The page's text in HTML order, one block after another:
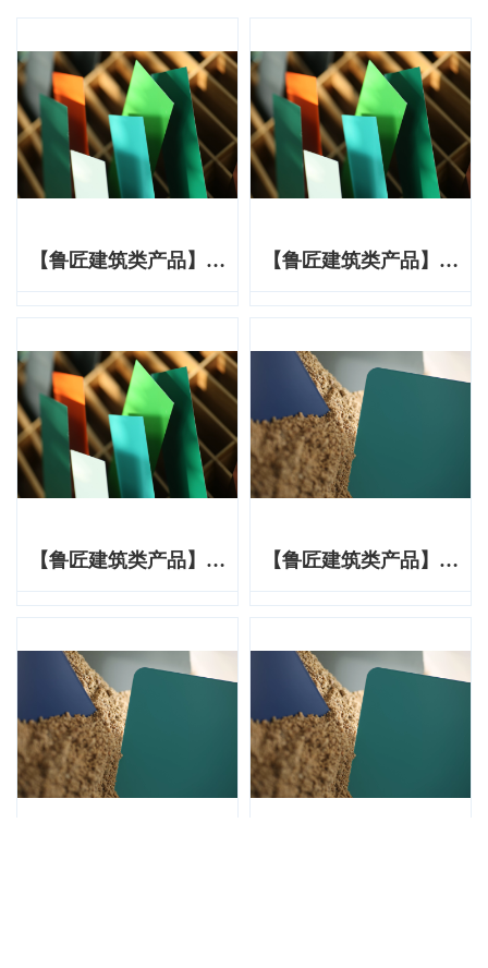
【鲁匠建筑类产品】炫
彩系列
【鲁匠建筑类产品】炫
彩系列
【鲁匠建筑类产品】炫
彩系列
【鲁匠建筑类产品】丽
特系列